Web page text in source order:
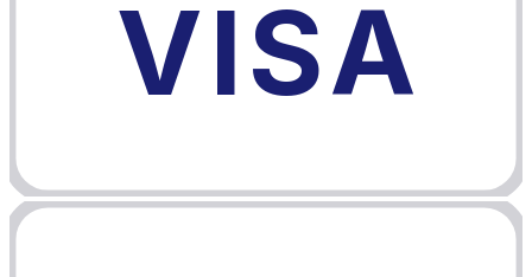
VISA